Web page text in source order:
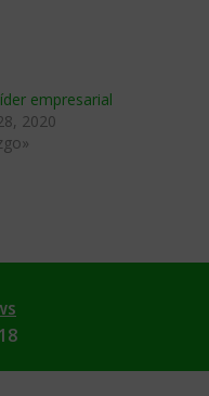
empresarial
2020